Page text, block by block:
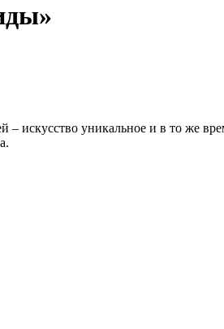
искусство уникальное и в то же